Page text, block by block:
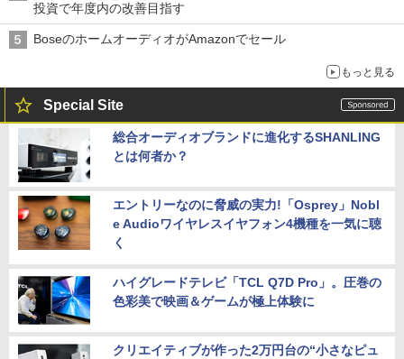
投資で年度内の改善目指す
BoseのホームオーディオがAmazonでセール
もっと見る
Special Site
総合オーディオブランドに進化するSHANLING
とは何者か？
エントリーなのに脅威の実力!「Osprey」Nobl
e Audioワイヤレスイヤフォン4機種を一気に聴
く
ハイグレードテレビ「TCL Q7D Pro」。圧巻の
色彩美で映画＆ゲームが極上体験に
クリエイティブが作った2万円台の“小さなピュ